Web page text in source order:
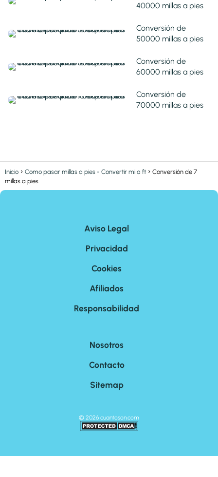
40000 millas a pies
Conversión de
50000 millas a pies
Conversión de
60000 millas a pies
Conversión de
70000 millas a pies
Inicio Como pasar millas a pies - Convertir mi a ft
Conversión de 7
millas a pies
Aviso Legal
Privacidad
Cookies
Afiliados
Responsabilidad
Nosotros
Contacto
Sitemap
© 2026 cuantoson.com